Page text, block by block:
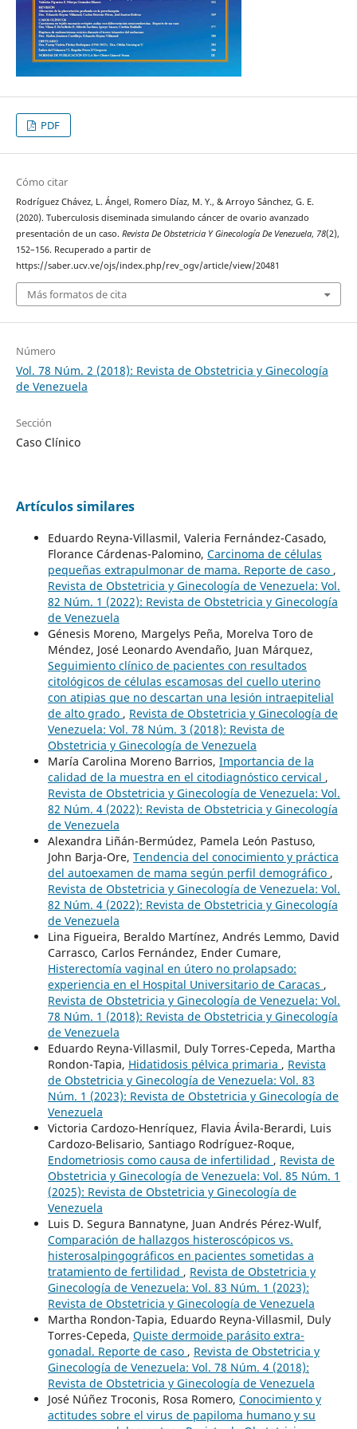
PDF
Cómo citar
Rodríguez Chávez, L. Ángel, Romero Díaz, M. Y., & Arroyo Sánchez, G. E.
(2020). Tuberculosis diseminada simulando cáncer de ovario avanzado
presentación de un caso. Revista De Obstetricia Y Ginecología De Venezuela, 78(2),
152–156. Recuperado a partir de
https://saber.ucv.ve/ojs/index.php/rev_ogv/article/view/20481
Más formatos de cita
Número
Vol. 78 Núm. 2 (2018): Revista de Obstetricia y Ginecología
de Venezuela
Sección
Caso Clínico
Artículos similares
Eduardo Reyna-Villasmil, Valeria Fernández-Casado,
Florance Cárdenas-Palomino, Carcinoma de células
pequeñas extrapulmonar de mama. Reporte de caso ,
Revista de Obstetricia y Ginecología de Venezuela: Vol.
82 Núm. 1 (2022): Revista de Obstetricia y Ginecología
de Venezuela
Génesis Moreno, Margelys Peña, Morelva Toro de
Méndez, José Leonardo Avendaño, Juan Márquez,
Seguimiento clínico de pacientes con resultados
citológicos de células escamosas del cuello uterino
con atipias que no descartan una lesión intraepitelial
de alto grado , Revista de Obstetricia y Ginecología de
Venezuela: Vol. 78 Núm. 3 (2018): Revista de
Obstetricia y Ginecología de Venezuela
María Carolina Moreno Barrios, Importancia de la
calidad de la muestra en el citodiagnóstico cervical ,
Revista de Obstetricia y Ginecología de Venezuela: Vol.
82 Núm. 4 (2022): Revista de Obstetricia y Ginecología
de Venezuela
Alexandra Liñán-Bermúdez, Pamela León Pastuso,
John Barja-Ore, Tendencia del conocimiento y práctica
del autoexamen de mama según perfil demográfico ,
Revista de Obstetricia y Ginecología de Venezuela: Vol.
82 Núm. 4 (2022): Revista de Obstetricia y Ginecología
de Venezuela
Lina Figueira, Beraldo Martínez, Andrés Lemmo, David
Carrasco, Carlos Fernández, Ender Cumare,
Histerectomía vaginal en útero no prolapsado:
experiencia en el Hospital Universitario de Caracas ,
Revista de Obstetricia y Ginecología de Venezuela: Vol.
78 Núm. 1 (2018): Revista de Obstetricia y Ginecología
de Venezuela
Eduardo Reyna-Villasmil, Duly Torres-Cepeda, Martha
Rondon-Tapia, Hidatidosis pélvica primaria , Revista
de Obstetricia y Ginecología de Venezuela: Vol. 83
Núm. 1 (2023): Revista de Obstetricia y Ginecología de
Venezuela
Victoria Cardozo-Henríquez, Flavia Ávila-Berardi, Luis
Cardozo-Belisario, Santiago Rodríguez-Roque,
Endometriosis como causa de infertilidad , Revista de
Obstetricia y Ginecología de Venezuela: Vol. 85 Núm. 1
(2025): Revista de Obstetricia y Ginecología de
Venezuela
Luis D. Segura Bannatyne, Juan Andrés Pérez-Wulf,
Comparación de hallazgos histeroscópicos vs.
histerosalpingográficos en pacientes sometidas a
tratamiento de fertilidad , Revista de Obstetricia y
Ginecología de Venezuela: Vol. 83 Núm. 1 (2023):
Revista de Obstetricia y Ginecología de Venezuela
Martha Rondon-Tapia, Eduardo Reyna-Villasmil, Duly
Torres-Cepeda, Quiste dermoide parásito extra-
gonadal. Reporte de caso , Revista de Obstetricia y
Ginecología de Venezuela: Vol. 78 Núm. 4 (2018):
Revista de Obstetricia y Ginecología de Venezuela
José Núñez Troconis, Rosa Romero, Conocimiento y
actitudes sobre el virus de papiloma humano y su